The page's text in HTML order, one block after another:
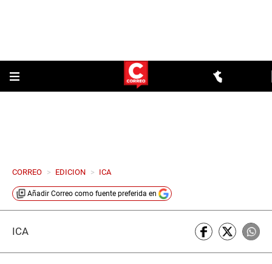
CORREO > EDICION > ICA
Añadir Correo como fuente preferida en
ICA